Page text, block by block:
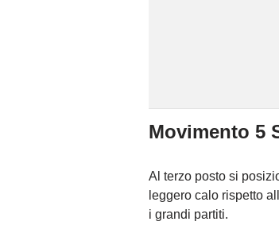
Movimento 5
Al terzo posto si
leggero calo rispetto
i grandi partiti.